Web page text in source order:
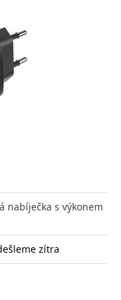
nabíječka s výkonem
zítra